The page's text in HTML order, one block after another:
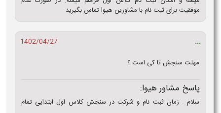
موفقیت برای ثبت نام با مشاورین هیوا تماس بگیرید
...
1402/04/27
مهلت سنجش تا کی است ؟
پاسخ مشاور هیوا:
سلام . زمان ثبت نام و شرکت در سنجش کلاس اول ابتدایی تمام